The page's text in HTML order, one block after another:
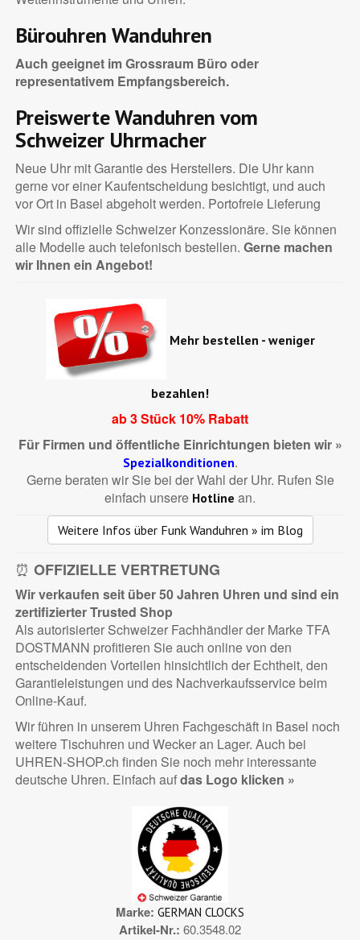
Bürouhren Wanduhren
Auch geeignet im Grossraum Büro oder
representativem Empfangsbereich.
Preiswerte Wanduhren vom
Schweizer Uhrmacher
Neue Uhr mit Garantie des Herstellers. Die Uhr kann
gerne vor einer Kaufentscheidung besichtigt, und auch
vor Ort in Basel abgeholt werden. Portofreie Lieferung
Wir sind offizielle Schweizer Konzessionäre. Sie können
alle Modelle auch telefonisch bestellen. Gerne machen
wir Ihnen ein Angebot!
Mehr bestellen - weniger
bezahlen!
ab 3 Stück 10% Rabatt
Für Firmen und öffentliche Einrichtungen bieten wir »
Spezialkonditionen.
Gerne beraten wir Sie bei der Wahl der Uhr. Rufen Sie
einfach unsere Hotline an.
Weitere Infos über Funk Wanduhren » im Blog
⏰ OFFIZIELLE VERTRETUNG
Wir verkaufen seit über 50 Jahren Uhren und sind ein
zertifizierterTrusted Shop
Als autorisierter Schweizer Fachhändler der Marke TFA
DOSTMANN profitieren Sie auch online von den
entscheidenden Vorteilen hinsichtlich der Echtheit, den
Garantieleistungen und des Nachverkaufsservice beim
Online-Kauf.
Wir führen in unserem Uhren Fachgeschäft in Basel noch
weitere Tischuhren und Wecker an Lager. Auch bei
UHREN-SHOP.ch finden Sie noch mehr interessante
deutsche Uhren. Einfach aufdas Logo klicken »
Marke GERMAN CLOCKS
Artikel-Nr. 60.3548.02